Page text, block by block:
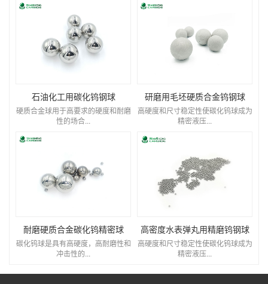
石油化工用碳化钨钢球
硬质合金球用于高要求的硬度和耐磨
性的场合...
研磨用毛坯硬质合金钨钢球
高硬度和尺寸稳定性使碳化钨球成为
精密液压...
耐磨硬质合金碳化钨精密球
碳化钨球是具有高硬度，高耐磨性和
冲击性的...
高密度水表弹丸用精磨钨钢球
高硬度和尺寸稳定性使碳化钨球成为
精密液压...